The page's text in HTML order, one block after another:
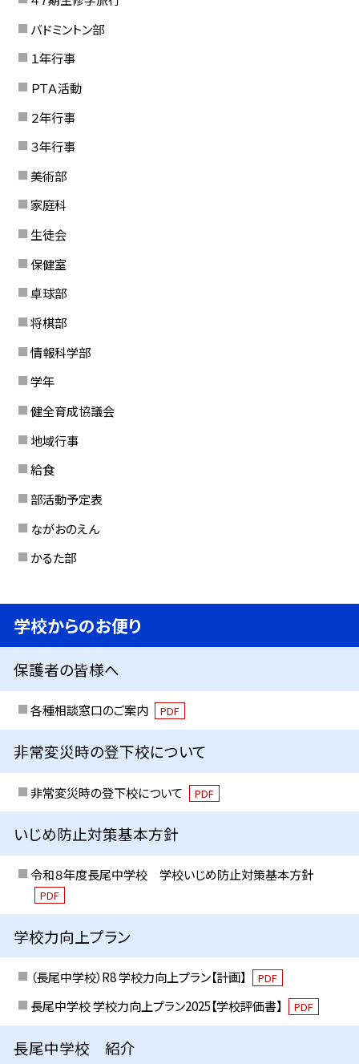
バドミントン部
１年行事
ＰＴＡ活動
２年行事
３年行事
美術部
家庭科
生徒会
保健室
卓球部
将棋部
情報科学部
学年
健全育成協議会
地域行事
給食
部活動予定表
ながおのえん
かるた部
学校からのお便り
保護者の皆様へ
各種相談窓口のご案内 PDF
非常変災時の登下校について
非常変災時の登下校について PDF
いじめ防止対策基本方針
令和８年度長尾中学校 学校いじめ防止対策基本方針
PDF
学校力向上プラン
（長尾中学校）R8 学校力向上プラン【計画】 PDF
長尾中学校 学校力向上プラン2025【学校評価書】 PDF
長尾中学校 紹介